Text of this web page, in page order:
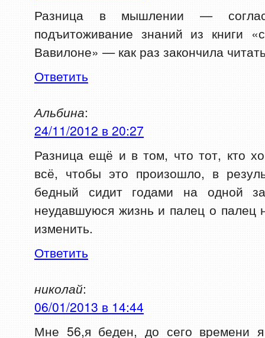
Разница в мышлении —
подъитоживание знаний из книги
Вавилоне» — как раз закончила
Ответить
Альбина:
24/11/2012 в 20:27
Разница ещё и в том, что тот, кто
всё, чтобы это произошло, в
бедный сидит годами на одной
неудавшуюся жизнь и палец о палец
изменить.
Ответить
николай:
06/01/2013 в 14:44
Мне 56,я беден, до сего времени